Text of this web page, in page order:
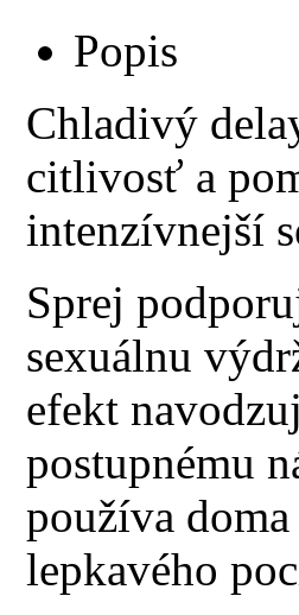
Popis
Chladivý
citlivosť a
intenzívnejší
Sprej
sexuálnu
efekt
postupnému
používa doma
lepkavého